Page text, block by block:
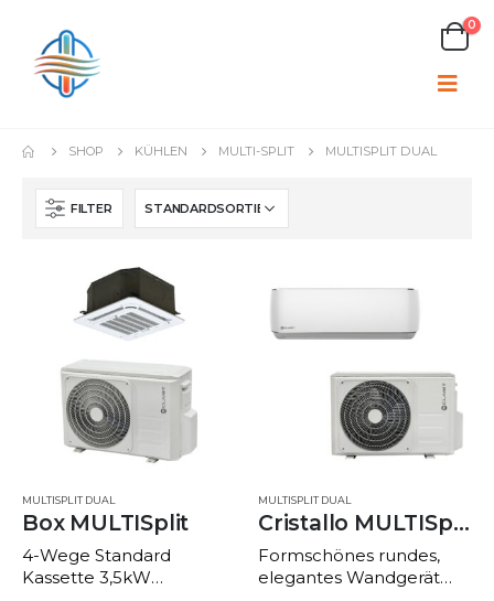
0
SHOP KÜHLEN MULTI-SPLIT MULTISPLIT DUAL
FILTER
MULTISPLIT DUAL
Box MULTISplit
4-Wege Standard
Kassette 3,5kW
MULTISPLIT DUAL
Cristallo MULTISplit
Formschönes rundes,
elegantes Wandgerät